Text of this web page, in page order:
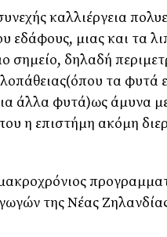
καλλιέργεια
εδάφους, μιας και τα
σημείο, δηλαδή
τα φυτά
άλλα φυτά)ως άμυνα
η επιστήμη ακόμη
της Νέας